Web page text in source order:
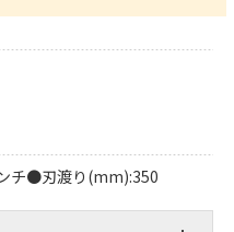
チ●刃渡り(mm):350